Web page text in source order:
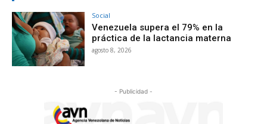
Social
Venezuela supera el 79% en la
práctica de la lactancia materna
agosto 8, 2026
- Publicidad -